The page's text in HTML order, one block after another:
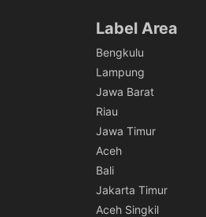
Label Area
Bengkulu
Lampung
Jawa Barat
Riau
Jawa Timur
Aceh
Bali
Jakarta Timur
Aceh Singkil